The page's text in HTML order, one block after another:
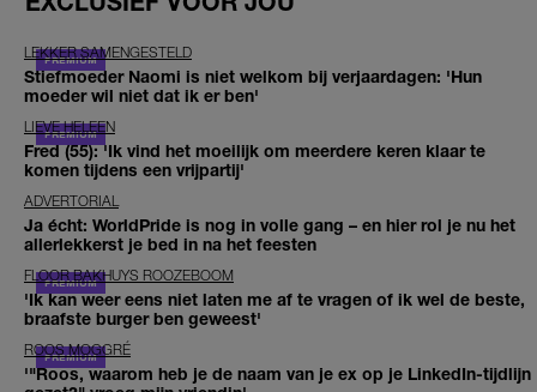
LEKKER SAMENGESTELD
Stiefmoeder Naomi is niet welkom bij verjaardagen: 'Hun
moeder wil niet dat ik er ben'
LIEVE HELEEN
Fred (55): 'Ik vind het moeilijk om meerdere keren klaar te
komen tijdens een vrijpartij'
ADVERTORIAL
Ja écht: WorldPride is nog in volle gang – en hier rol je nu het
allerlekkerst je bed in na het feesten
FLOOR BAKHUYS ROOZEBOOM
'Ik kan weer eens niet laten me af te vragen of ik wel de beste,
braafste burger ben geweest'
ROOS MOGGRÉ
'"Roos, waarom heb je de naam van je ex op je LinkedIn-tijdlijn